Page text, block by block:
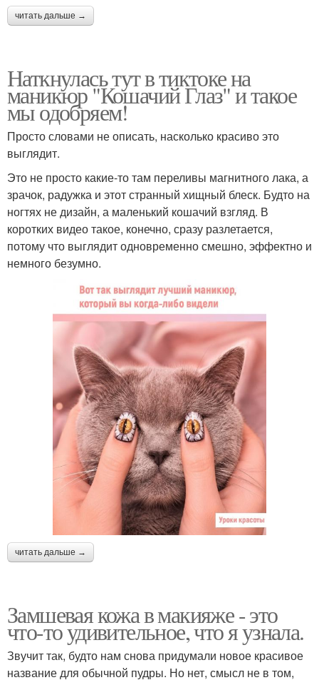
читать дальше →
Наткнулась тут в тиктоке на
маникюр "Кошачий Глаз" и такое
мы одобряем!
Просто словами не описать, насколько красиво это
выглядит.
Это не просто какие-то там переливы магнитного лака, а
зрачок, радужка и этот странный хищный блеск. Будто на
ногтях не дизайн, а маленький кошачий взгляд. В
коротких видео такое, конечно, сразу разлетается,
потому что выглядит одновременно смешно, эффектно и
немного безумно.
читать дальше →
Замшевая кожа в макияже - это
что-то удивительное, что я узнала.
Звучит так, будто нам снова придумали новое красивое
название для обычной пудры. Но нет, смысл не в том,